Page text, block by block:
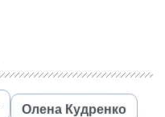
Олена Кудренко